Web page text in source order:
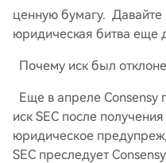
ценную бумагу. Давайте
юридическая битва еще
Почему иск был
Еще в апреле
иск SEC после
юридическое
SEC преследует